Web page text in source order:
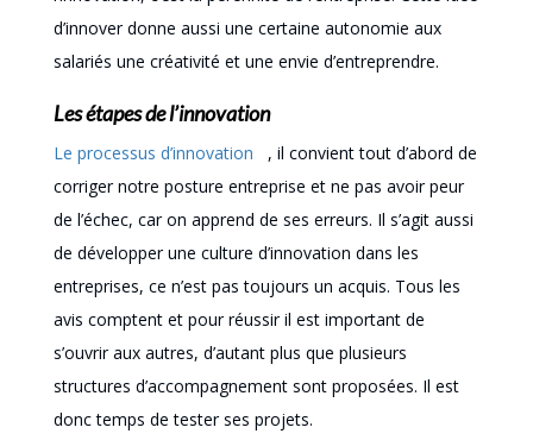
d’innover donne aussi une certaine autonomie aux
salariés une créativité et une envie d’entreprendre.
Les étapes de l’innovation
Le processus d’innovation , il convient tout d’abord de
corriger notre posture entreprise et ne pas avoir peur
de l’échec, car on apprend de ses erreurs. Il s’agit aussi
de développer une culture d’innovation dans les
entreprises, ce n’est pas toujours un acquis. Tous les
avis comptent et pour réussir il est important de
s’ouvrir aux autres, d’autant plus que plusieurs
structures d’accompagnement sont proposées. Il est
donc temps de tester ses projets.